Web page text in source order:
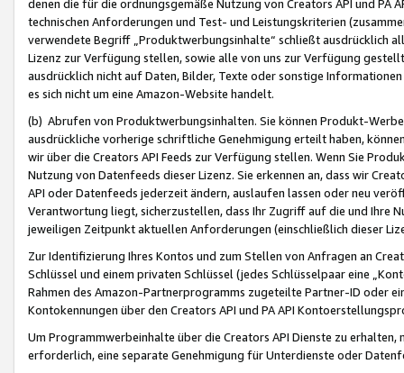
denen die für die ordnungsgemäße Nutzung von Creators API und PA
technischen Anforderungen und Test- und Leistungskriterien
verwendete Begriff „Produktwerbungsinhalte“ schließt ausdrücklich
Lizenz zur Verfügung stellen, sowie alle von uns zur Verfügung
ausdrücklich nicht auf Daten, Bilder, Texte oder sonstige
es sich nicht um eine Amazon-Website handelt.
(b) Abrufen von Produktwerbungsinhalten. Sie können Produkt-
ausdrückliche vorherige schriftliche Genehmigung erteilt haben,
wir über die Creators API Feeds zur Verfügung stellen. Wenn Sie
Nutzung von Datenfeeds dieser Lizenz. Sie erkennen an, dass wir
API oder Datenfeeds jederzeit ändern, auslaufen lassen oder neu
Verantwortung liegt, sicherzustellen, dass Ihr Zugriff auf die und Ihre
jeweiligen Zeitpunkt aktuellen Anforderungen (einschließlich dieser
Zur Identifizierung Ihres Kontos und zum Stellen von Anfragen an
Schlüssel und einem privaten Schlüssel (jedes Schlüsselpaar eine
Rahmen des Amazon-Partnerprogramms zugeteilte Partner-ID oder
Kontokennungen über den Creators API und PA API
Um Programmwerbeinhalte über die Creators API Dienste zu
erforderlich, eine separate Genehmigung für Unterdienste oder